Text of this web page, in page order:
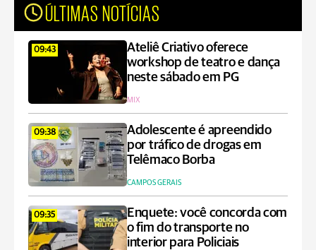
ÚLTIMAS NOTÍCIAS
09:43
Ateliê Criativo oferece
workshop de teatro e dança
neste sábado em PG
MIX
09:38
Adolescente é apreendido
por tráfico de drogas em
Telêmaco Borba
CAMPOS GERAIS
09:35
Enquete: você concorda com
o fim do transporte no
interior para Policiais